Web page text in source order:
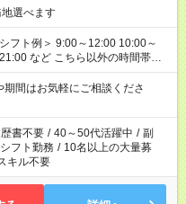
選べます
外の時間帯も
間はお気軽にご相談くださ
書不要 / 40～50代活躍中 / 副
シフト勤務 / 10名以上の大量募
キル不要